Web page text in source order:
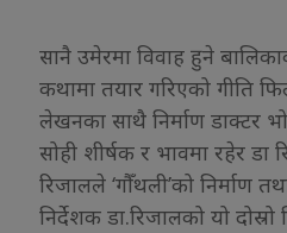
सानै उमेरमा विवाह हुने
कथामा तयार गरिएको गीति
लेखनका साथै निर्माण डाक्टर
सोही शीर्षक र भावमा रहेर डा
रिजालले ‘गौँथली’को निर्माण
निर्देशक डा.रिजालको यो